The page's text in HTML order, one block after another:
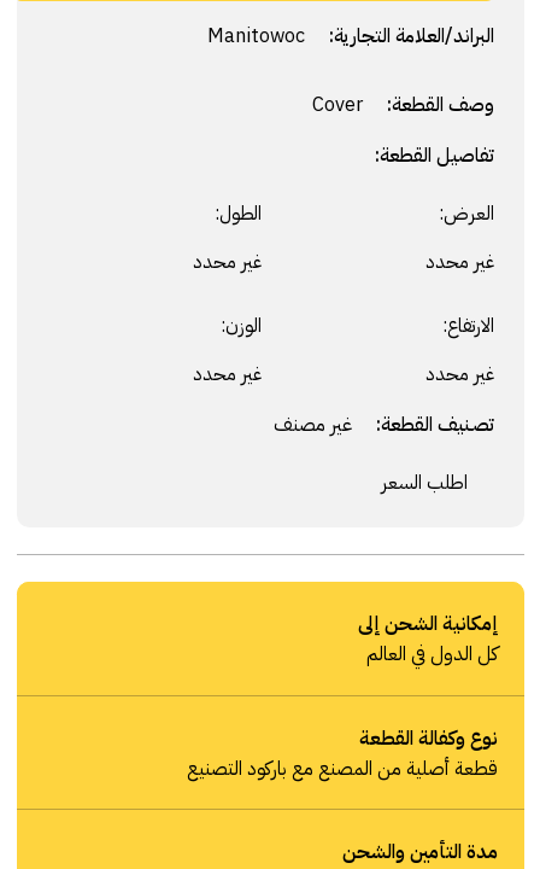
البراند/العلامة التجارية: Manitowoc
وصف القطعة:
Cover
تفاصيل القطعة:
العرض:
غير محدد
الطول:
غير محدد
الارتفاع:
غير محدد
الوزن:
غير محدد
تصنيف القطعة: غير مصنف
اطلب السعر
إمكانية الشحن إلى
كل الدول في العالم
نوع وكفالة القطعة
قطعة أصلية من المصنع مع باركود التصنيع
مدة التأمين والشحن